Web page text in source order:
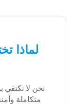
نحن لا نكتفي
متكاملة